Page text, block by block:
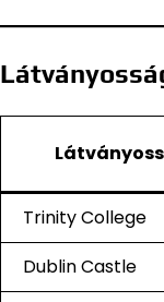
Trinity College
Dublin Castle